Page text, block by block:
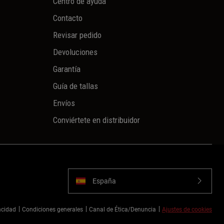
Contacto
Revisar pedido
Devoluciones
Garantía
Guía de tallas
Envíos
Conviértete en distribuidor
España
Condiciones generales Canal de Ética/Denuncia Ajustes de cookies